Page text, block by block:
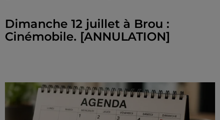
Dimanche 12 juillet à Brou :
Cinémobile. [ANNULATION]